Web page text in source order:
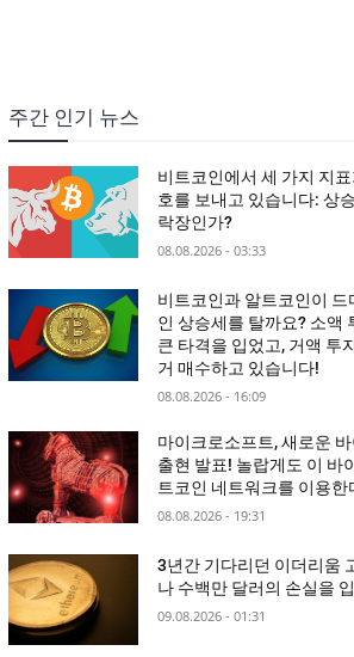
주간 인기 뉴스
비트코인에서 세 가지 지
호를 보내고 있습니다: 상
락장인가?
08.08.2026 - 03:33
비트코인과 알트코인이 드
인 상승세를 탈까요? 소액
큰 타격을 입었고, 거액 투
거 매수하고 있습니다!
08.08.2026 - 16:09
마이크로소프트, 새로운
출현 발표! 놀랍게도 이 바
트코인 네트워크를 이용한
08.08.2026 - 19:31
3년간 기다리던 이더리움
나 수백만 달러의 손실을
09.08.2026 - 01:31